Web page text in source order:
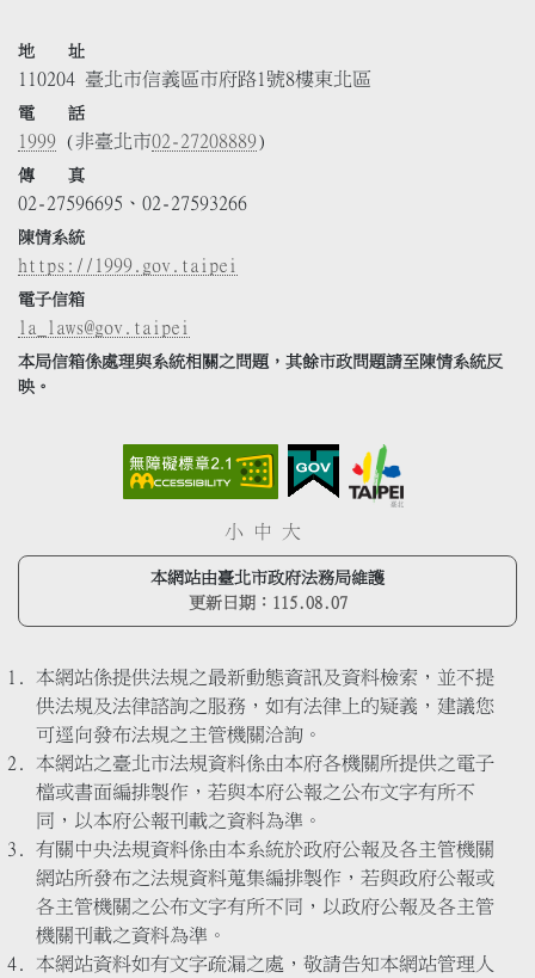
地 址
110204 臺北市信義區市府路1號8樓東北區
電 話
1999 (非臺北市02-27208889)
傳 真
02-27596695、02-27593266
陳情系統
https://1999.gov.taipei
電子信箱
la_laws@gov.taipei
本局信箱係處理與系統相關之問題，其餘市政問題請至陳情系統反
映。
小 中 大
本網站由臺北市政府法務局維護
更新日期： 115.08.07
本網站係提供法規之最新動態資訊及資料檢索，並不提
供法規及法律諮詢之服務，如有法律上的疑義，建議您
可逕向發布法規之主管機關洽詢。
本網站之臺北市法規資料係由本府各機關所提供之電子
檔或書面編排製作，若與本府公報之公布文字有所不
同，以本府公報刊載之資料為準。
有關中央法規資料係由本系統於政府公報及各主管機關
網站所發布之法規資料蒐集編排製作，若與政府公報或
各主管機關之公布文字有所不同，以政府公報及各主管
機關刊載之資料為準。
本網站資料如有文字疏漏之處，敬請告知本網站管理人